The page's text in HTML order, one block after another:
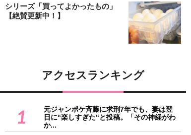
シリーズ「買ってよかったもの」
【絶賛更新中！】
アクセスランキング
1
元ジャンポケ斉藤に求刑7年でも、妻は翌
日に“楽しすぎた“と投稿。「その神経がわ
か...